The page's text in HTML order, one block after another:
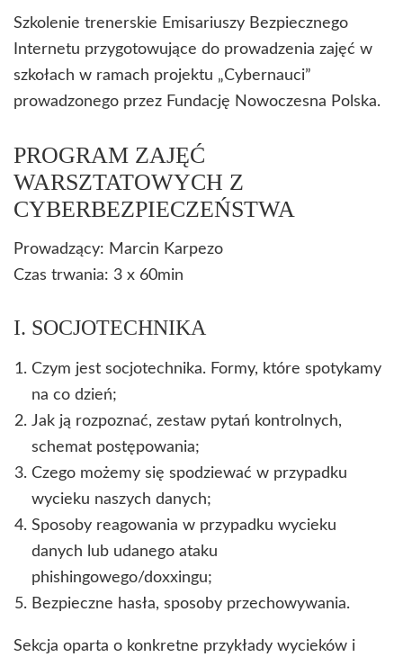
Szkolenie trenerskie Emisariuszy Bezpiecznego
Internetu przygotowujące do prowadzenia zajęć w
szkołach w ramach projektu „Cybernauci”
prowadzonego przez Fundację Nowoczesna Polska.
PROGRAM ZAJĘĆ
WARSZTATOWYCH Z
CYBERBEZPIECZEŃSTWA
Prowadzący: Marcin Karpezo
Czas trwania: 3 x 60min
I. SOCJOTECHNIKA
Czym jest socjotechnika. Formy, które spotykamy
na co dzień;
Jak ją rozpoznać, zestaw pytań kontrolnych,
schemat postępowania;
Czego możemy się spodziewać w przypadku
wycieku naszych danych;
Sposoby reagowania w przypadku wycieku
danych lub udanego ataku
phishingowego/doxxingu;
Bezpieczne hasła, sposoby przechowywania.
Sekcja oparta o konkretne przykłady wycieków i